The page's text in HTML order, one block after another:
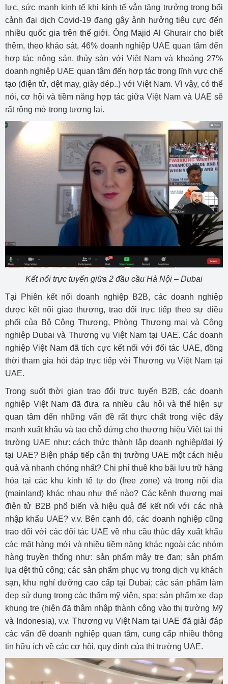
lực, sức mạnh kinh tế khi kinh tế vẫn tăng trưởng trong bối
cảnh đại dịch Covid-19 đang gây ảnh hưởng tiêu cực đến
nhiều quốc gia trên thế giới. Ông Majid Al Ghurair cho biết
thêm, theo khảo sát, 46% doanh nghiệp UAE quan tâm đến
hợp tác nông sản, thủy sản với Việt Nam và khoảng 27%
doanh nghiệp UAE quan tâm đến hợp tác trong lĩnh vực chế
tạo (điện tử, dệt may, giày dép..) với Việt Nam. Vì vậy, có thể
nói, cơ hội và tiềm năng hợp tác giữa Việt Nam và UAE sẽ
rất rộng mở trong tương lai.
Kết nối trực tuyến giữa 2 đầu cầu Hà Nội – Dubai
Tại Phiên kết nối doanh nghiệp B2B, các doanh nghiệp
được kết nối giao thương, trao đổi trực tiếp theo sự điều
phối của Bộ Công Thương, Phòng Thương mại và Công
nghiệp Dubai và Thương vụ Việt Nam tại UAE. Các doanh
nghiệp Việt Nam đã tích cực kết nối với đối tác UAE, đồng
thời tham gia hỏi đáp trực tiếp với Thương vụ Việt Nam tại
UAE.
Trong suốt thời gian trao đổi trực tuyến B2B, các doanh
nghiệp Việt Nam đã đưa ra nhiều câu hỏi và thể hiện sự
quan tâm đến những vấn đề rất thực chất trong việc đẩy
mạnh xuất khẩu và tạo chỗ đứng cho thương hiệu Việt tại thị
trường UAE như: cách thức thành lập doanh nghiệp/đại lý
tại UAE? Biện pháp tiếp cận thị trường UAE một cách hiệu
quả và nhanh chóng nhất? Chi phí thuê kho bãi lưu trữ hàng
hóa tại các khu kinh tế tự do (free zone) và trong nội địa
(mainland) khác nhau như thế nào? Các kênh thương mại
điện tử B2B phổ biến và hiệu quả để kết nối với các nhà
nhập khẩu UAE? v.v. Bên cạnh đó, các doanh nghiệp cũng
trao đổi với các đối tác UAE về nhu cầu thúc đẩy xuất khẩu
các mặt hàng mới và nhiều tiềm năng khác ngoài các nhóm
hàng truyền thống như: sản phẩm mây tre đan; sản phẩm
lụa dệt thủ công; các sản phẩm phục vụ trong dịch vụ khách
sạn, khu nghỉ dưỡng cao cấp tại Dubai; các sản phẩm làm
đẹp sử dụng trong các thẩm mỹ viện, spa; sản phẩm xe đạp
khung tre (hiện đã thâm nhập thành công vào thị trường Mỹ
và Indonesia), v.v. Thương vụ Việt Nam tại UAE đã giải đáp
các vấn đề doanh nghiệp quan tâm, cung cấp nhiều thông
tin hữu ích về các cơ hội, quy định của thị trường UAE.